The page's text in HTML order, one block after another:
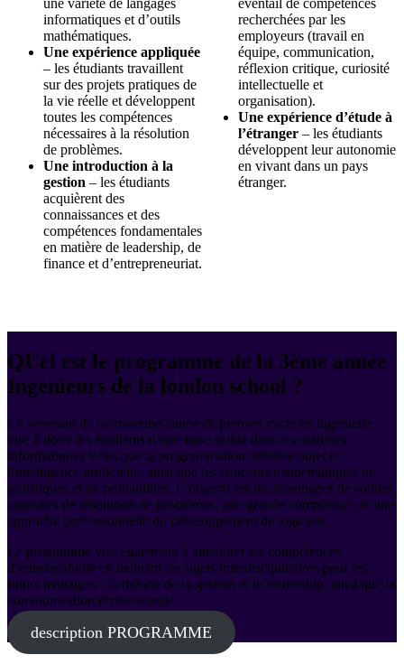
informatiques et d’outils
mathématiques.
Une expérience appliquée
– les étudiants travaillent
sur des projets pratiques de
la vie réelle et développent
toutes les compétences
nécessaires à la résolution
de problèmes.
Une introduction à la
gestion – les étudiants
acquièrent des
connaissances et des
compétences fondamentales
en matière de leadership, de
finance et d’entrepreneuriat.
recherchées par les
employeurs (travail en
équipe, communication,
réflexion critique, curiosité
intellectuelle et
organisation).
Une expérience d’étude à
l’étranger – les étudiants
développent leur autonomie
en vivant dans un pays
étranger.
QUel est le programme de la 3ème année
Ingénieurs de la london school ?
Ce semestre de la troisième année de premier cycle en ingénierie
vise à doter les étudiants d’une base solide dans les matières
informatiques telles que la programmation orientée objet et
l’intelligence artificielle, ainsi que les concepts mathématiques de
statistiques et de probabilités. L’objectif est de développer de solides
capacités de résolution de problèmes, une grande compétence et une
approche professionnelle du développement de logiciels.
Le programme vise également à améliorer les compétences
d’employabilité en incluant les sujets interdisciplinaires pour les
futurs managers : la théorie de la gestion et le leadership, ainsi que la
communication écrite et orale.
description PROGRAMME